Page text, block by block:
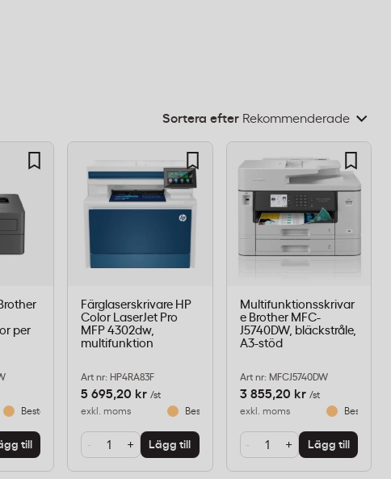
dokumentscanner för arkivering, finns rätt
Sortera efter
per
Beställningsvara
till
Färglaserskrivare HP
Color LaserJet Pro
MFP 4302dw,
multifunktion
Art nr: HP4RA83F
5 695,20 kr /st
exkl. moms
Beställningsvara
- + Lägg till
Multifunktionsskrivar
e Brother MFC-
J5740DW, bläckstråle,
A3-stöd
Art nr: MFCJ5740DW
3 855,20 kr /st
exkl. moms
- + Lägg till